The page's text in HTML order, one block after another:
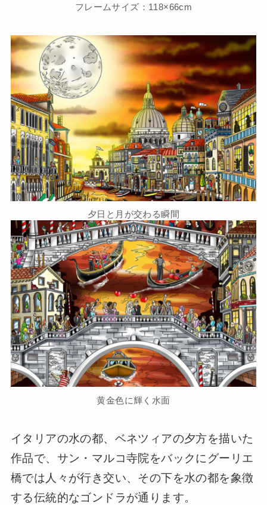
フレームサイズ：118×66cm
夕日と月が交わる瞬間
黄金色に輝く水面
イタリアの水の都、ベネツィアの夕方を描いた
作品で、サン・マルコ寺院をバックにグーリエ
橋では人々が行き交い、その下を水の都を象徴
する伝統的なゴンドラが通ります。